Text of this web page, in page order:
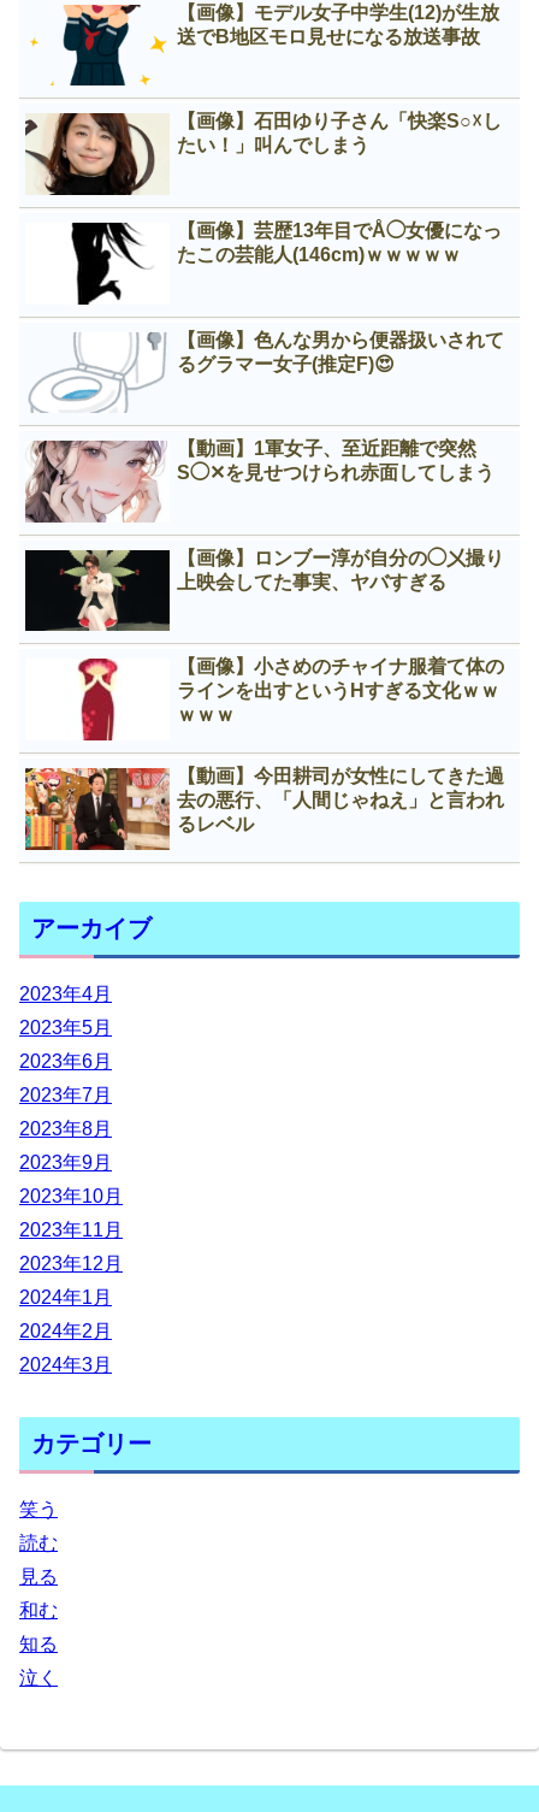
【画像】モデル女子中学生(12)が生放
送でB地区モロ見せになる放送事故
【画像】石田ゆり子さん「快楽S○☓し
たい！」叫んでしまう
【画像】芸歴13年目でÅ◯女優になっ
たこの芸能人(146cm)ｗｗｗｗｗ
【画像】色んな男から便器扱いされて
るグラマー女子(推定F)😍
【動画】1軍女子、至近距離で突然
S◯✕を見せつけられ赤面してしまう
【画像】ロンブー淳が自分の◯㐅撮り
上映会してた事実、ヤバすぎる
【画像】小さめのチャイナ服着て体の
ラインを出すというНすぎる文化ｗｗ
ｗｗｗ
【動画】今田耕司が女性にしてきた過
去の悪行、「人間じゃねえ」と言われ
るレベル
アーカイブ
2023年4月
2023年5月
2023年6月
2023年7月
2023年8月
2023年9月
2023年10月
2023年11月
2023年12月
2024年1月
2024年2月
2024年3月
カテゴリー
笑う
読む
見る
和む
知る
泣く